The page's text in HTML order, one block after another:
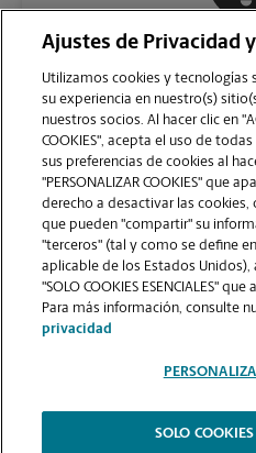
VER LA PÁGINA
2026.
Ajustes de Privacidad
Utilizamos cookies y tecnologías
su experiencia en nuestro(s)
nuestros socios. Al hacer clic en
COOKIES", acepta el uso de
sus preferencias de cookies al
"PERSONALIZAR COOKIES" que
derecho a desactivar las
que pueden "compartir" su
"terceros" (tal y como se define
aplicable de los Estados Unidos),
"SOLO COOKIES ESENCIALES"
Para más información, consulte
privacidad
SOLO